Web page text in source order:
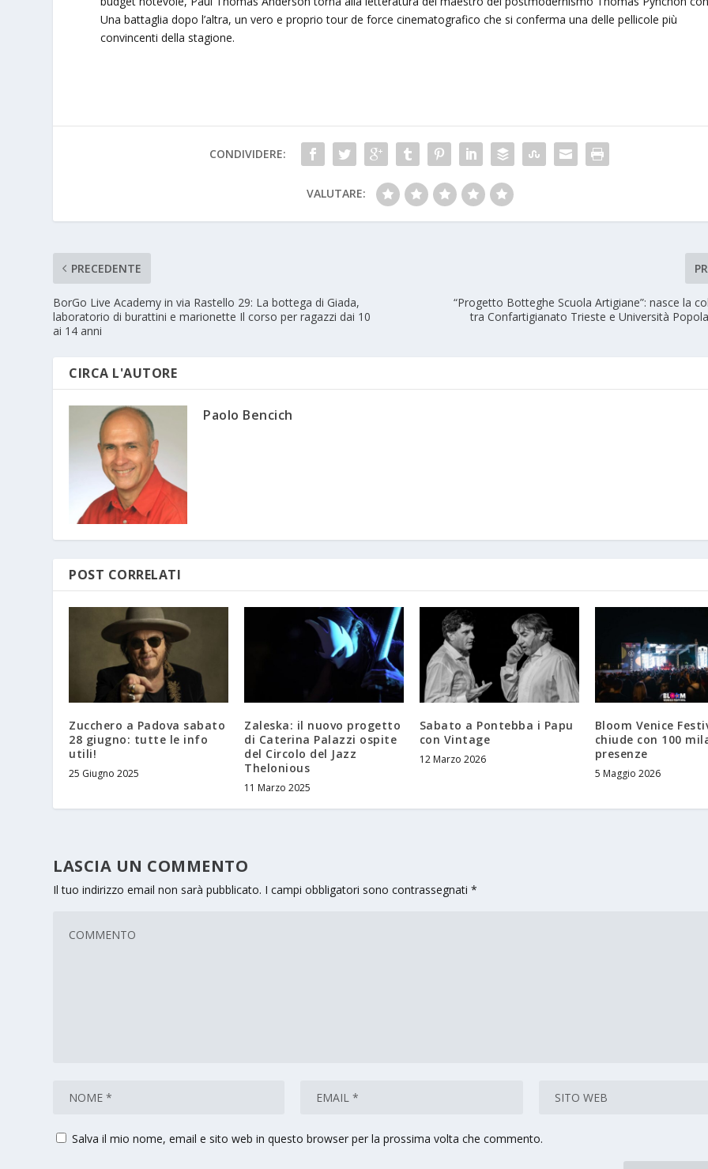
Una battaglia dopo l’altra, un vero e proprio tour de force cinematografico che si conferma una delle pellicole più
convincenti della stagione.
CONDIVIDERE:
VALUTARE:
PRECEDENTE
BorGo Live Academy in via Rastello 29: La bottega di Giada,
laboratorio di burattini e marionette Il corso per ragazzi dai 10
ai 14 anni
“Progetto Botteghe Scuola Artigiane”: nasce la
tra Confartigianato Trieste e Università
CIRCA L'AUTORE
Paolo Bencich
POST CORRELATI
Zucchero a Padova sabato
28 giugno: tutte le info
utili!
25 Giugno 2025
Zaleska: il nuovo progetto
di Caterina Palazzi ospite
del Circolo del Jazz
Thelonious
11 Marzo 2025
Sabato a Pontebba i Papu
con Vintage
12 Marzo 2026
Bloom Venice
chiude con 100
presenze
5 Maggio 2026
LASCIA UN COMMENTO
Il tuo indirizzo email non sarà pubblicato. I campi obbligatori sono contrassegnati*
Salva il mio nome, email e sito web in questo browser per la prossima volta che commento.